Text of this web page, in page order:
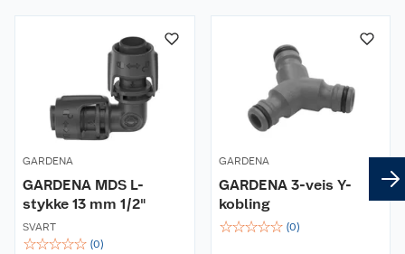
GARDENA
GARDENA MDS L-
stykke 13 mm 1/2"
SVART
☆☆☆☆☆ (0)
GARDENA
GARDENA 3-veis Y-
kobling
☆☆☆☆☆ (0)
Kontakt oss
Retur- og angrerett
Reklamasjon
Ofte stilte spørsmål
Våre merkevarer
Våre kjeder
Kjøpsvilkår
Personvern
Lavprisløfte
Hageinspirasjon
Oppussing med utemaling